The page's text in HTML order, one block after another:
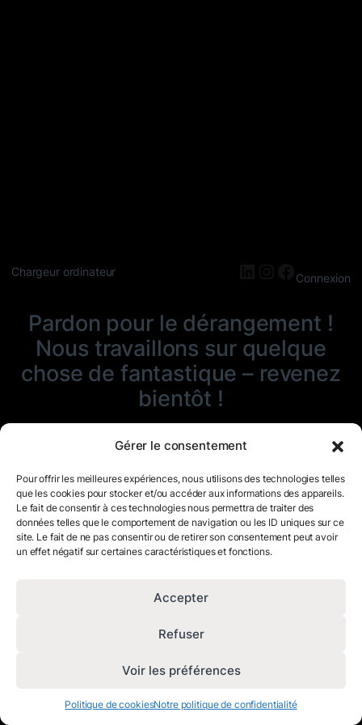
Gérer le consentement
Pour offrir les meilleures expériences, nous utilisons des technologies telles
que les cookies pour stocker et/ou accéder aux informations des appareils.
Le fait de consentir à ces technologies nous permettra de traiter des
données telles que le comportement de navigation ou les ID uniques sur ce
site. Le fait de ne pas consentir ou de retirer son consentement peut avoir
un effet négatif sur certaines caractéristiques et fonctions.
Accepter
Refuser
Voir les préférences
Politique de cookiesNotre politique de confidentialité
Chargeur ordinateur LinkedIn
Instagram
Connexion
Pardon pour le dérangement !
Nous travaillons sur quelque
chose de fantastique – revenez
bientôt !